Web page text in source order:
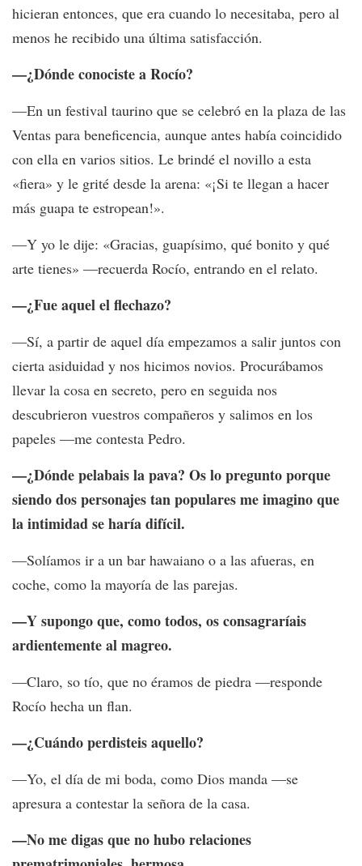
hicieran entonces, que era cuando lo necesitaba, pero al
menos he recibido una última satisfacción.
—¿Dónde conociste a Rocío?
—En un festival taurino que se celebró en la plaza de las
Ventas para beneficencia, aunque antes había coincidido
con ella en varios sitios. Le brindé el novillo a esta
«fiera» y le grité desde la arena: «¡Si te llegan a hacer
más guapa te estropean!».
—Y yo le dije: «Gracias, guapísimo, qué bonito y qué
arte tienes» —recuerda Rocío, entrando en el relato.
—¿Fue aquel el flechazo?
—Sí, a partir de aquel día empezamos a salir juntos con
cierta asiduidad y nos hicimos novios. Procurábamos
llevar la cosa en secreto, pero en seguida nos
descubrieron vuestros compañeros y salimos en los
papeles —me contesta Pedro.
—¿Dónde pelabais la pava? Os lo pregunto porque
siendo dos personajes tan populares me imagino que
la intimidad se haría difícil.
—Solíamos ir a un bar hawaiano o a las afueras, en
coche, como la mayoría de las parejas.
—Y supongo que, como todos, os consagraríais
ardientemente al magreo.
—Claro, so tío, que no éramos de piedra —responde
Rocío hecha un flan.
—¿Cuándo perdisteis aquello?
—Yo, el día de mi boda, como Dios manda —se
apresura a contestar la señora de la casa.
—No me digas que no hubo relaciones